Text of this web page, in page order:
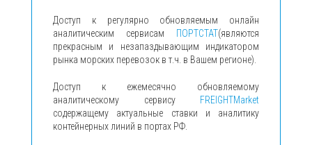
Доступ к регулярно обновляемым онлайн
аналитическим сервисам ПОРТСТАТ(являются
прекрасным и незапаздывающим индикатором
рынка морских перевозок в т.ч. в Вашем регионе).
Доступ к ежемесячно обновляемому
аналитическому сервису FREIGHTMarket
содержащему актуальные ставки и аналитику
контейнерных линий в портах РФ.